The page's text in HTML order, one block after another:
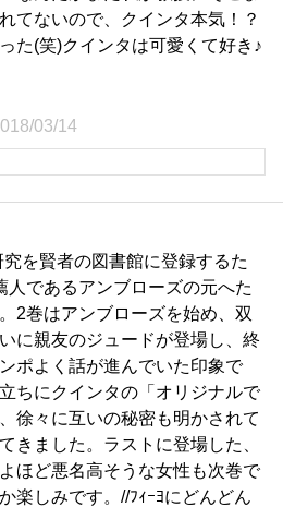
てないので、クインタ本気！？
た(笑)クインタは可愛くて好き♪
03/14
を賢者の図書館に登録するた
人であるアンブローズの元へた
2巻はアンブローズを始め、双
に親友のジュードが登場し、終
ポよく話が進んでいた印象で
ちにクインタの「オリジナルで
徐々に互いの秘密も明かされて
きました。ラストに登場した、
ほど悪名高そうな女性も次巻で
楽しみです。//ﾌｨｰﾖにどんどん